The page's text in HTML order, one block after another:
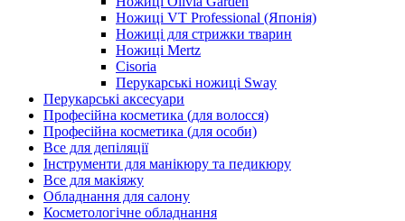
Ножиці VT Professional (Японія)
Ножиці для стрижки тварин
Ножиці Mertz
Cisoria
Перукарські ножиці Sway
Перукарські аксесуари
Професійна косметика (для волосся)
Професійна косметика (для особи)
Все для депіляції
Інструменти для манікюру та педикюру
Все для макіяжу
Обладнання для салону
Косметологічне обладнання